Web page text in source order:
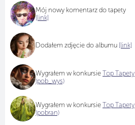
Mój nowy komentarz do tapety
[link]
Dodałem zdjęcie do albumu [link]
Wygrałem w konkursie Top Tapety
(pob_wys)
Wygrałem w konkursie Top Tapety
(pobran)